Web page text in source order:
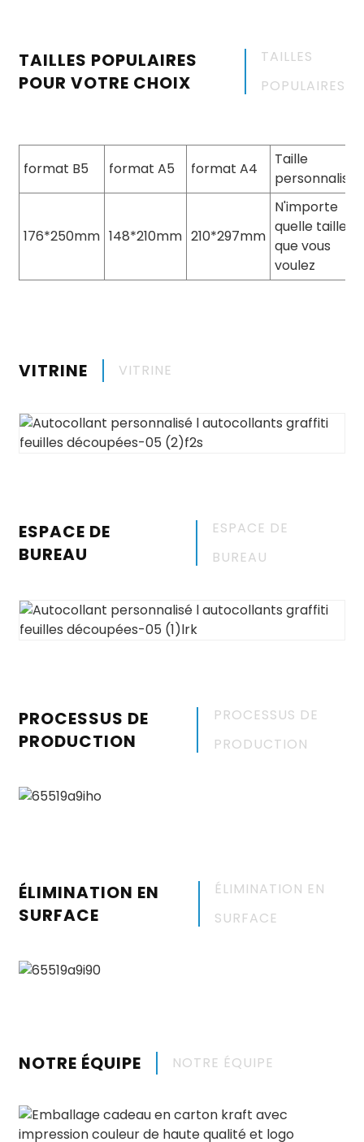
TAILLES POPULAIRES
POUR VOTRE CHOIX
TAILLES
POPULAIRES
format B5 format A5 format A4
Taille
personnalisée
176*250mm 148*210mm 210*297mm
N'importe
quelle taille
que vous
voulez
VITRINE VITRINE
ESPACE DE
BUREAU
ESPACE DE
BUREAU
PROCESSUS DE
PRODUCTION
PROCESSUS DE
PRODUCTION
ÉLIMINATION EN
SURFACE
ÉLIMINATION EN
SURFACE
NOTRE ÉQUIPE NOTRE ÉQUIPE